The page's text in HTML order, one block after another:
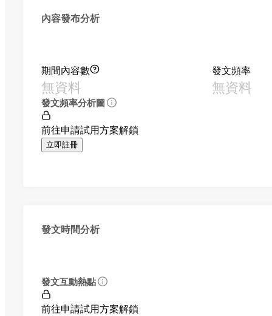
內容發布分析
期間內容數
無資料
發文頻率
無資料
發文頻率分析圖
前往申請試用方案解鎖
立即註冊
發文時間分析
發文互動熱點
前往申請試用方案解鎖